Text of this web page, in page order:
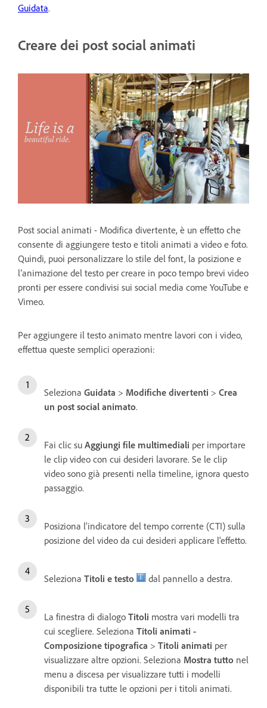
Guidata.
Creare dei post social animati
Post social animati - Modifica divertente, è un effetto che
consente di aggiungere testo e titoli animati a video e foto.
Quindi, puoi personalizzare lo stile del font, la posizione e
l’animazione del testo per creare in poco tempo brevi video
pronti per essere condivisi sui social media come YouTube e
Vimeo.
Per aggiungere il testo animato mentre lavori con i video,
effettua queste semplici operazioni:
Seleziona Guidata > Modifiche divertenti > Crea
un post social animato.
Fai clic su Aggiungi file multimediali per importare
le clip video con cui desideri lavorare. Se le clip
video sono già presenti nella timeline, ignora questo
passaggio.
Posiziona l'indicatore del tempo corrente (CTI) sulla
posizione del video da cui desideri applicare l'effetto.
Seleziona Titoli e testo dal pannello a destra.
La finestra di dialogo Titoli mostra vari modelli tra
cui scegliere. Seleziona Titoli animati -
Composizione tipografica > Titoli animati per
visualizzare altre opzioni. Seleziona Mostra tutto nel
menu a discesa per visualizzare tutti i modelli
disponibili tra tutte le opzioni per i titoli animati.